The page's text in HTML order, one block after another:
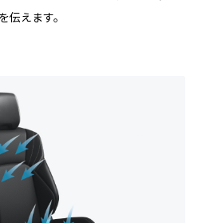
伝えます。